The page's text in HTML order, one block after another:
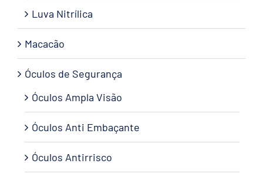
Luva Nitrílica
Macacão
Óculos de Segurança
Óculos Ampla Visão
Óculos Anti Embaçante
Óculos Antirrisco